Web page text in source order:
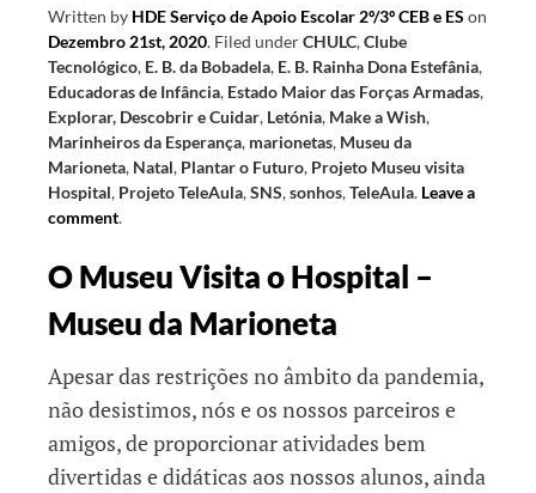
Written by HDE Serviço de Apoio Escolar 2º/3º CEB e ES on
Dezembro 21st, 2020. Filed underCHULC,Clube
Tecnológico, E. B. da Bobadela, E. B. Rainha Dona Estefânia,
Educadoras de Infância, Estado Maior das Forças Armadas,
Explorar, Descobrir e Cuidar, Letónia, Make a Wish,
Marinheiros da Esperança, marionetas, Museu da
Marioneta, Natal, Plantar o Futuro, Projeto Museu visita
Hospital, Projeto TeleAula,SNS,sonhos,TeleAula. Leave a
comment.
O Museu Visita o Hospital –
Museu da Marioneta
Apesar das restrições no âmbito da pandemia,
não desistimos, nós e os nossos parceiros e
amigos, de proporcionar atividades bem
divertidas e didáticas aos nossos alunos, ainda